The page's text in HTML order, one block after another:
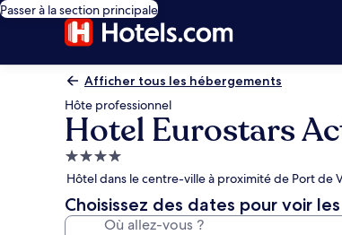
Passer à la section principale
Afficher tous les hébergements
Hôte professionnel
Hotel Eurostars
Hébergement
4.0 étoiles
Hôtel dans le centre-ville à proximité de Port de
Choisissez des dates pour voir
Où allez-vous ?